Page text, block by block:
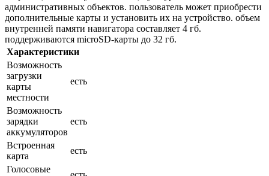
административных объектов. пользователь может приобрести
дополнительные карты и установить их на устройство. объем
внутренней памяти навигатора составляет 4 гб.
поддерживаются microSD-карты до 32 гб.
Характеристики
Возможность
загрузки
карты
местности
есть
Возможность
зарядки
аккумуляторов
есть
Встроенная
карта
есть
Голосовые